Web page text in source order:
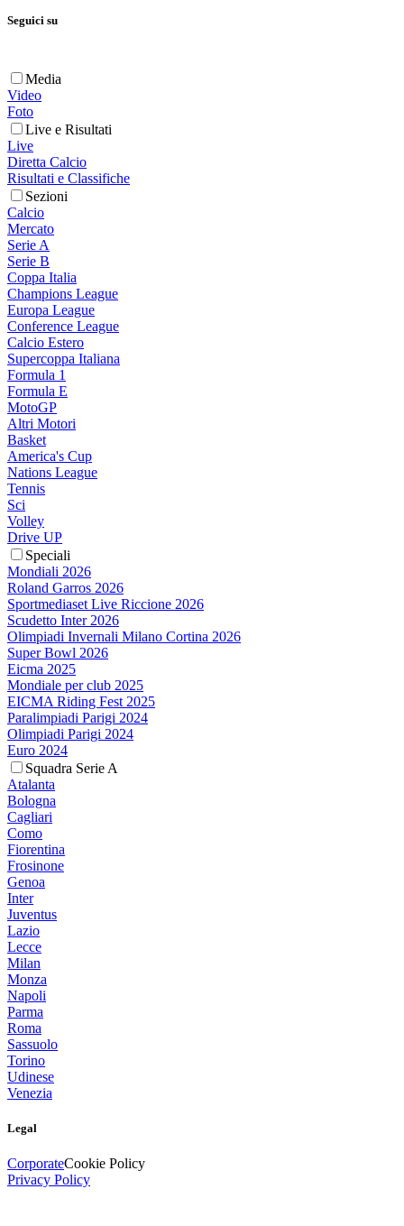
Seguici su
Media
Video
Foto
Live e Risultati
Live
Diretta Calcio
Risultati e Classifiche
Sezioni
Calcio
Mercato
Serie A
Serie B
Coppa Italia
Champions League
Europa League
Conference League
Calcio Estero
Supercoppa Italiana
Formula 1
Formula E
MotoGP
Altri Motori
Basket
America's Cup
Nations League
Tennis
Sci
Volley
Drive UP
Speciali
Mondiali 2026
Roland Garros 2026
Sportmediaset Live Riccione 2026
Scudetto Inter 2026
Olimpiadi Invernali Milano Cortina 2026
Super Bowl 2026
Eicma 2025
Mondiale per club 2025
EICMA Riding Fest 2025
Paralimpiadi Parigi 2024
Olimpiadi Parigi 2024
Euro 2024
Squadra Serie A
Atalanta
Bologna
Cagliari
Como
Fiorentina
Frosinone
Genoa
Inter
Juventus
Lazio
Lecce
Milan
Monza
Napoli
Parma
Roma
Sassuolo
Torino
Udinese
Venezia
Legal
CorporateCookie Policy
Privacy Policy